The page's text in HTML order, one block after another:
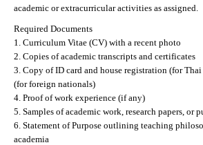
academic or extracurricular activities as assigned.
Required Documents
1. Curriculum Vitae (CV) with a recent photo
2. Copies of academic transcripts and certificates
3. Copy of ID card and house registration (for
(for foreign nationals)
4. Proof of work experience (if any)
5. Samples of academic work, research papers, or
6. Statement of Purpose outlining teaching
academia